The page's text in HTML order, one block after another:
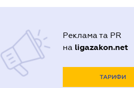
Реклама та PR
на ligazakon.net
ТАРИФИ